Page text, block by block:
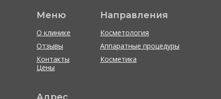
Меню
О клинике
Отзывы
Цены
Контакты
Направления
Косметология
Аппаратные процедуры
Косметика